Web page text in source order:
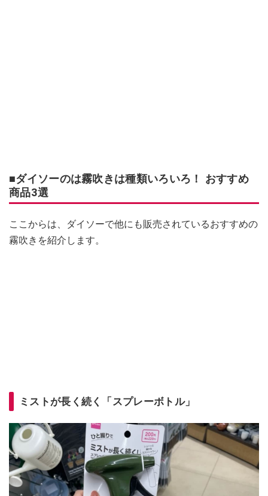
■ダイソーのは霧吹きは種類いろいろ！ おすすめ
商品3選
ここからは、ダイソーで他にも販売されているおすすめの
霧吹きを紹介します。
ミストが長く続く「スプレーボトル」